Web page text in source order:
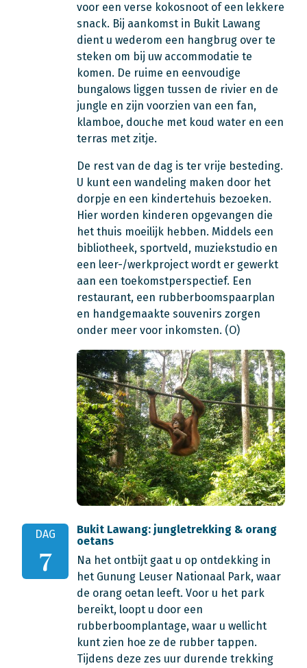
voor een verse kokosnoot of een lekkere
snack. Bij aankomst in Bukit Lawang
dient u wederom een hangbrug over te
steken om bij uw accommodatie te
komen. De ruime en eenvoudige
bungalows liggen tussen de rivier en de
jungle en zijn voorzien van een fan,
klamboe, douche met koud water en een
terras met zitje.
De rest van de dag is ter vrije besteding.
U kunt een wandeling maken door het
dorpje en een kindertehuis bezoeken.
Hier worden kinderen opgevangen die
het thuis moeilijk hebben. Middels een
bibliotheek, sportveld, muziekstudio en
een leer-/werkproject wordt er gewerkt
aan een toekomstperspectief. Een
restaurant, een rubberboomspaarplan
en handgemaakte souvenirs zorgen
onder meer voor inkomsten. (O)
DAG
7
Bukit Lawang: jungletrekking & orang
oetans
Na het ontbijt gaat u op ontdekking in
het Gunung Leuser Nationaal Park, waar
de orang oetan leeft. Voor u het park
bereikt, loopt u door een
rubberboomplantage, waar u wellicht
kunt zien hoe ze de rubber tappen.
Tijdens deze zes uur durende trekking